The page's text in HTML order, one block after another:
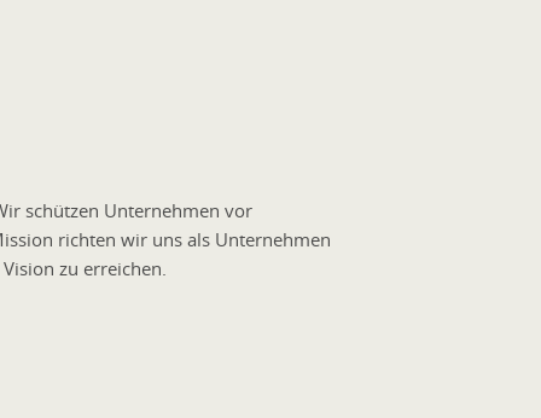
schützen Unternehmen vor
richten wir uns als Unternehmen
zu erreichen.